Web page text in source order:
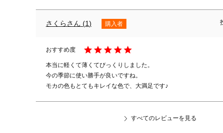
さくら 1 購入者
本当に軽くて薄くてびっくりしました。
今の季節に使い勝手が良いですね。
モカの色もとてもキレイな色で、大満足です♪
すべてのレビューを見る